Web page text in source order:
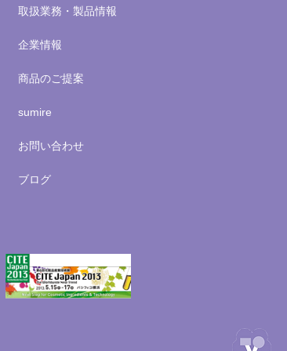
取扱業務・製品情報
企業情報
商品のご提案
sumire
お問い合わせ
ブログ